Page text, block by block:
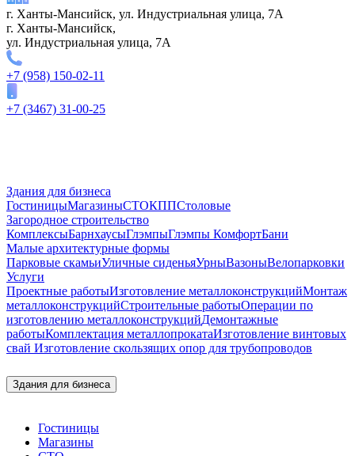
г. Ханты-Мансийск, ул. Индустриальная улица, 7А
г. Ханты-Мансийск,
ул. Индустриальная улица, 7А
+7 (958) 150-02-11
+7 (3467) 31-00-25
Здания для бизнеса
ГостиницыМагазиныСТОКППСтоловые
Загородное строительство
КомплексыБарнхаусыГлэмпыГлэмпы КомфортБани
Малые архитектурные формы
Парковые скамьиУличные сиденьяУрныВазоныВелопарковки
Услуги
Проектные работыИзготовление металлоконструкцийМонтаж
металлоконструкцийСтроительные работыОперации по
изготовлению металлоконструкцийДемонтажные
работыКомплектация металлопрокатаИзготовление винтовых
свай Изготовление скользящих опор для трубопроводов
Здания для бизнеса
Гостиницы
Магазины